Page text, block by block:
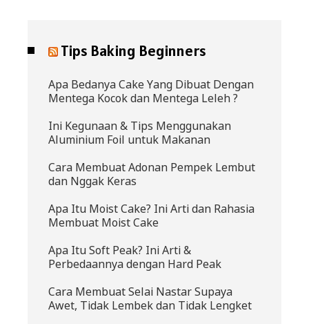
Tips Baking Beginners
Apa Bedanya Cake Yang Dibuat Dengan
Mentega Kocok dan Mentega Leleh ?
Ini Kegunaan & Tips Menggunakan
Aluminium Foil untuk Makanan
Cara Membuat Adonan Pempek Lembut
dan Nggak Keras
Apa Itu Moist Cake? Ini Arti dan Rahasia
Membuat Moist Cake
Apa Itu Soft Peak? Ini Arti &
Perbedaannya dengan Hard Peak
Cara Membuat Selai Nastar Supaya
Awet, Tidak Lembek dan Tidak Lengket